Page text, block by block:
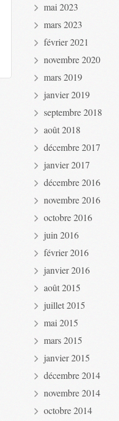
mai 2023
mars 2023
février 2021
novembre 2020
mars 2019
janvier 2019
septembre 2018
août 2018
décembre 2017
janvier 2017
décembre 2016
novembre 2016
octobre 2016
juin 2016
février 2016
janvier 2016
août 2015
juillet 2015
mai 2015
mars 2015
janvier 2015
décembre 2014
novembre 2014
octobre 2014